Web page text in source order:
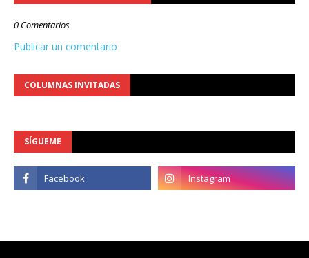
0 Comentarios
Publicar un comentario
COLUMNAS INVITADAS
SÍGUEME